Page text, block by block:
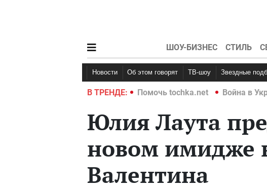
ШОУ-БИЗНЕС СТИЛЬ
Новости Об этом говорят ТВ-шоу Звездные
В ТРЕНДЕ:
Война в Украине 2022 Помочь tochka.net Война в
Юлия Лаута
новом имидже
Валентина